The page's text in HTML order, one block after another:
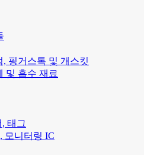
, 핑거스톡 및 개스킷
및 흡수 재료
태그
모니터링 IC